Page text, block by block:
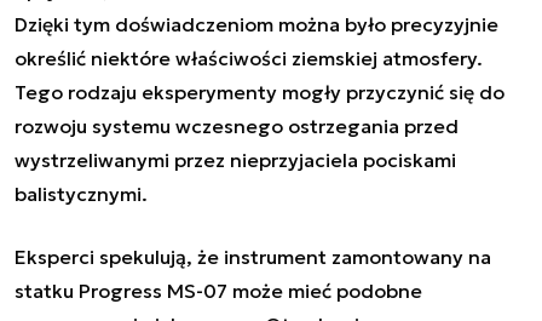
Dzięki tym doświadczeniom można było precyzyjnie
określić niektóre właściwości ziemskiej atmosfery.
Tego rodzaju eksperymenty mogły przyczynić się do
rozwoju systemu wczesnego ostrzegania przed
wystrzeliwanymi przez nieprzyjaciela pociskami
balistycznymi.
Eksperci spekulują, że instrument zamontowany na
statku Progress MS-07 może mieć podobne